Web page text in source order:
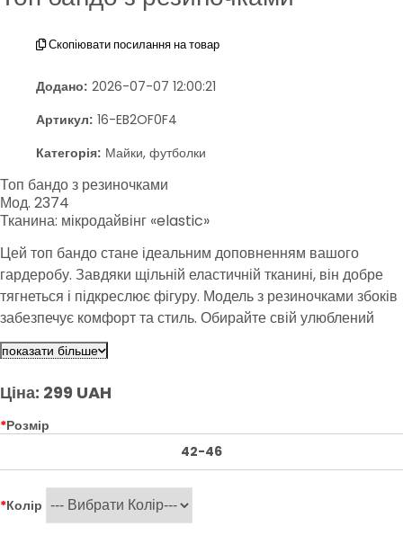
Скопіювати посилання на товар
Додано: 2026-07-07 12:00:21
Артикул: 16-EB2OF0F4
Категорія: Майки, футболки
Топ бандо з резиночками
Мод. 2374
Тканина: мікродайвінг «elastic»
Цей топ бандо стане ідеальним доповненням вашого
гардеробу. Завдяки щільній еластичній тканині, він добре
тягнеться і підкреслює фігуру. Модель з резиночками збоків
забезпечує комфорт та стиль. Обирайте свій улюблений
колір та насолоджуйтеся модними образами.
показати більше
Ціна: 299 UAH
*Розмір
42-46
*Колір